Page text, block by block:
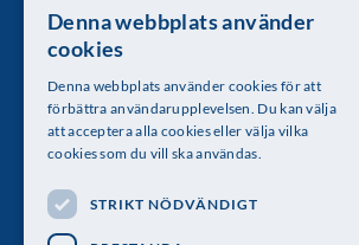
Kungl. Vetenskapsakademien
Besöksadress: Lilla Frescativägen 4A
Telefon: 08-673 95 00
Följ oss
SWEDISH
Denna webbplats använder
cookies
Denna webbplats använder cookies för att
förbättra användarupplevelsen. Du kan välja
att acceptera alla cookies eller välja vilka
cookies som du vill ska användas.
STRIKT NÖDVÄNDIGT